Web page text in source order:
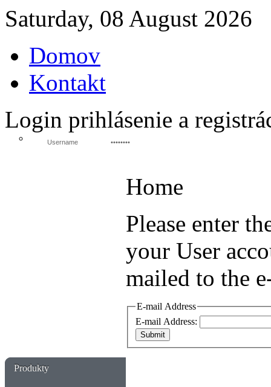
Saturday, 08 August 2026
Domov
Kontakt
Login prihlásenie a
Home
Please enter
your User
mailed to the
E-mail Address
E-mail Address:
Submit
Produkty